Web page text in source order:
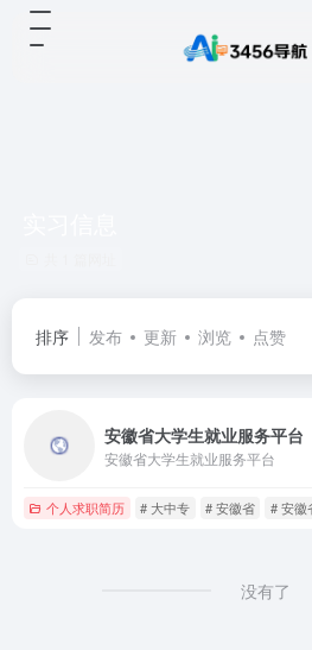
排序 发布 更新 浏览 点赞
安徽省大学生就业服务平台
安徽省大学生就业服务平台
个人求职简历 # 大中专 # 安徽省 # 安徽
没有了